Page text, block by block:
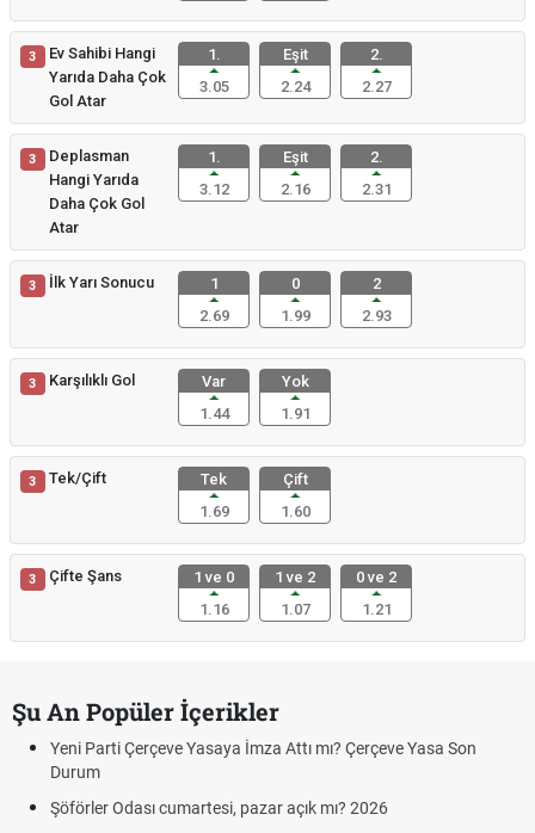
3
Ev Sahibi Hangi
Yarıda Daha Çok
Gol Atar
1.
3.05
Eşit
2.24
2.
2.27
3
Deplasman
Hangi Yarıda
Daha Çok Gol
Atar
1.
3.12
Eşit
2.16
2.
2.31
3 İlk Yarı Sonucu
1
2.69
0
1.99
2
2.93
3 Karşılıklı Gol
Var
1.44
Yok
1.91
3 Tek/Çift
Tek
1.69
Çift
1.60
3 Çifte Şans
1 ve 0
1.16
1 ve 2
1.07
0 ve 2
1.21
Şu An Popüler İçerikler
Yeni Parti Çerçeve Yasaya İmza Attı mı? Çerçeve Yasa Son
Durum
Şöförler Odası cumartesi, pazar açık mı? 2026